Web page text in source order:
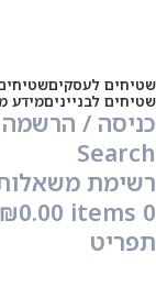
שטיחים לעסקים
שטיחים לבנייניםמידע
כניסה / הרשמה
Search
רשימת
0
items
₪0.00
תפריט